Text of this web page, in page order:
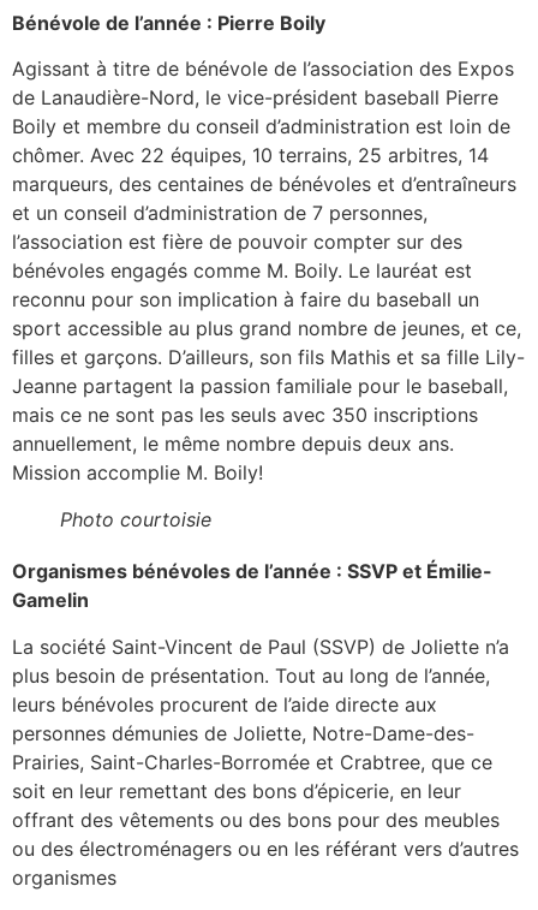
Bénévole de l’année : Pierre Boily
Agissant à titre de bénévole de l’association des Expos
de Lanaudière-Nord, le vice-président baseball Pierre
Boily et membre du conseil d’administration est loin de
chômer. Avec 22 équipes, 10 terrains, 25 arbitres, 14
marqueurs, des centaines de bénévoles et d’entraîneurs
et un conseil d’administration de 7 personnes,
l’association est fière de pouvoir compter sur des
bénévoles engagés comme M. Boily. Le lauréat est
reconnu pour son implication à faire du baseball un
sport accessible au plus grand nombre de jeunes, et ce,
filles et garçons. D’ailleurs, son fils Mathis et sa fille Lily-
Jeanne partagent la passion familiale pour le baseball,
mais ce ne sont pas les seuls avec 350 inscriptions
annuellement, le même nombre depuis deux ans.
Mission accomplie M. Boily!
Photo courtoisie
Organismes bénévoles de l’année : SSVP et Émilie-
Gamelin
La société Saint-Vincent de Paul (SSVP) de Joliette n’a
plus besoin de présentation. Tout au long de l’année,
leurs bénévoles procurent de l’aide directe aux
personnes démunies de Joliette, Notre-Dame-des-
Prairies, Saint-Charles-Borromée et Crabtree, que ce
soit en leur remettant des bons d’épicerie, en leur
offrant des vêtements ou des bons pour des meubles
ou des électroménagers ou en les référant vers d’autres
organismes